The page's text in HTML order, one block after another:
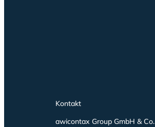
Kontakt
awicontax Group GmbH &